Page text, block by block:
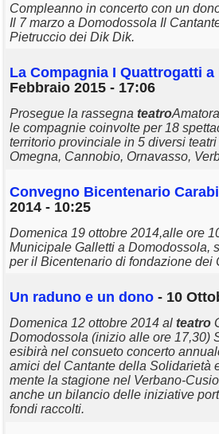
Compleanno in concerto con un
Il 7 marzo a Domodossola Il
Pietruccio dei Dik Dik.
La Compagnia I Quattrogatti
Febbraio 2015 - 17:06
Prosegue la rassegna teatro
le compagnie coinvolte per 18
territorio provinciale in 5 diversi
Omegna, Cannobio, Ornavasso,
Convegno Bicentenario
2014 - 10:25
Domenica 19 ottobre 2014,alle ore
Municipale Galletti a Domodossola,
per il Bicentenario di fondazione dei
Un raduno e un dono - 10
Domenica 12 ottobre 2014 al teatro
Domodossola (inizio alle ore 17,30)
esibirà nel consueto concerto
amici del Cantante della Solidarietà
mente la stagione nel Verbano-
anche un bilancio delle iniziative
fondi raccolti.